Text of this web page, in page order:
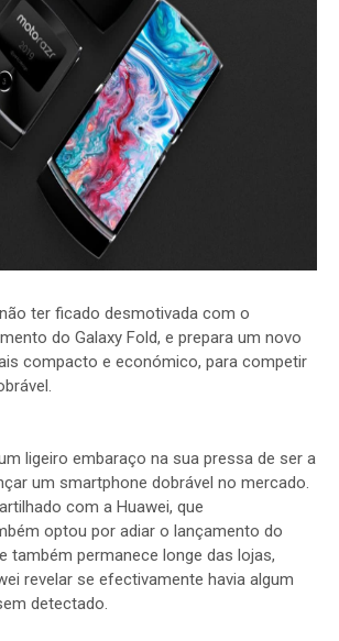
ter ficado desmotivada com o
do Galaxy Fold, e prepara um novo
compacto e económico, para competir
ligeiro embaraço na sua pressa de ser a
um smartphone dobrável no mercado.
com a Huawei, que
optou por adiar o lançamento do
também permanece longe das lojas,
revelar se efectivamente havia algum
detectado.